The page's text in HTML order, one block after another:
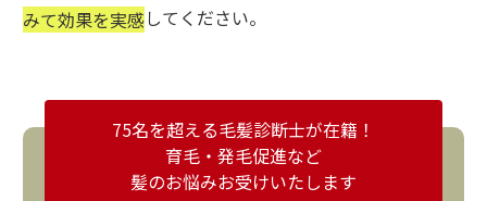
みて効果を実感してください。
75名を超える毛髪診断士が在籍！
育毛・発毛促進など
髪のお悩みお受けいたします